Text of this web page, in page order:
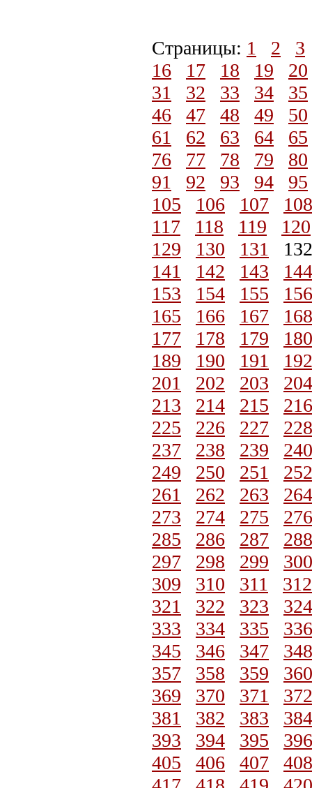
Страницы: 1 2
3
16
17 18 19
20
31
32 33 34
35
46
47 48 49
50
61
62 63 64
65
76
77 78 79
80
91
92 93 94
95
105
106 107
108
117
118 119
120
129
130 131
141
142 143
144
153
154 155
156
165
166 167
168
177
178 179
180
189
190 191
192
201
202 203
204
213
214 215
216
225
226 227
228
237
238 239
240
249
250 251
252
261
262 263
264
273
274 275
276
285
286 287
288
297
298 299
300
309
310 311
312
321
322 323
324
333
334 335
336
345
346 347
348
357
358 359
360
369
370 371
372
381
382 383
384
393
394 395
396
405
406 407
408